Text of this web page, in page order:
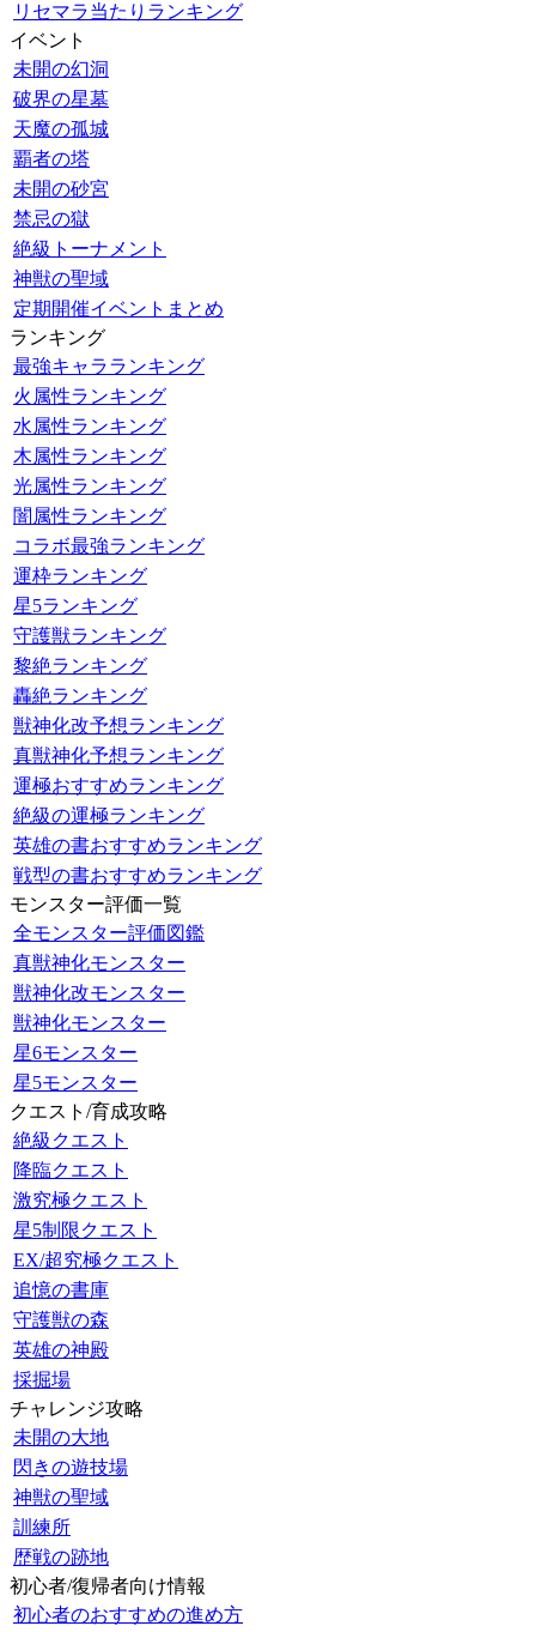
リセマラ当たりランキング
イベント
未開の幻洞
破界の星墓
天魔の孤城
覇者の塔
未開の砂宮
禁忌の獄
絶級トーナメント
神獣の聖域
定期開催イベントまとめ
ランキング
最強キャラランキング
火属性ランキング
水属性ランキング
木属性ランキング
光属性ランキング
闇属性ランキング
コラボ最強ランキング
運枠ランキング
星5ランキング
守護獣ランキング
黎絶ランキング
轟絶ランキング
獣神化改予想ランキング
真獣神化予想ランキング
運極おすすめランキング
絶級の運極ランキング
英雄の書おすすめランキング
戦型の書おすすめランキング
モンスター評価一覧
全モンスター評価図鑑
真獣神化モンスター
獣神化改モンスター
獣神化モンスター
星6モンスター
星5モンスター
クエスト/育成攻略
絶級クエスト
降臨クエスト
激究極クエスト
星5制限クエスト
EX/超究極クエスト
追憶の書庫
守護獣の森
英雄の神殿
採掘場
チャレンジ攻略
未開の大地
閃きの遊技場
神獣の聖域
訓練所
歴戦の跡地
初心者/復帰者向け情報
初心者のおすすめの進め方